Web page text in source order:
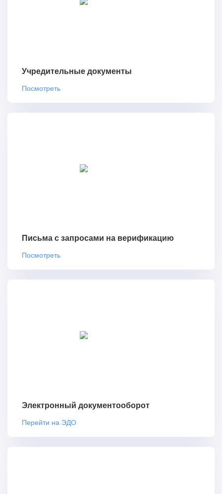
Учредительные документы
Посмотреть
Письма с запросами на верификацию
Посмотреть
Электронный документооборот
Перейти на ЭДО